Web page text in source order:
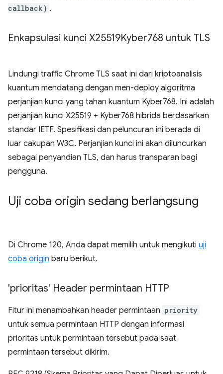
callback) .
Enkapsulasi kunci X25519Kyber768 untuk TLS
Lindungi traffic Chrome TLS saat ini dari kriptoanalisis
kuantum mendatang dengan men-deploy algoritma
perjanjian kunci yang tahan kuantum Kyber768. Ini adalah
perjanjian kunci X25519 + Kyber768 hibrida berdasarkan
standar IETF. Spesifikasi dan peluncuran ini berada di
luar cakupan W3C. Perjanjian kunci ini akan diluncurkan
sebagai penyandian TLS, dan harus transparan bagi
pengguna.
Uji coba origin sedang berlangsung
Di Chrome 120, Anda dapat memilih untuk mengikuti uji
coba origin baru berikut.
'prioritas' Header permintaan HTTP
Fitur ini menambahkan header permintaan priority
untuk semua permintaan HTTP dengan informasi
prioritas untuk permintaan tersebut pada saat
permintaan tersebut dikirim.